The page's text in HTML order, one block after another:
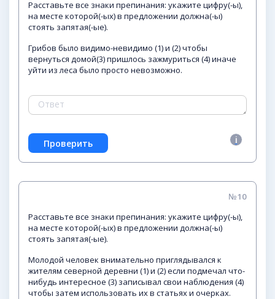
Расставьте все знаки препинания: укажите цифру(-ы),
на месте которой(-ых) в предложении должна(-ы)
стоять запятая(-ые).
Грибов было видимо-невидимо (1) и (2) чтобы
вернуться домой(3) пришлось зажмуриться (4) иначе
уйти из леса было просто невозможно.
№10
Расставьте все знаки препинания: укажите цифру(-ы),
на месте которой(-ых) в предложении должна(-ы)
стоять запятая(-ые).
Молодой человек внимательно приглядывался к
жителям северной деревни (1) и (2) если подмечал что-
нибудь интересное (3) записывал свои наблюдения (4)
чтобы затем использовать их в статьях и очерках.